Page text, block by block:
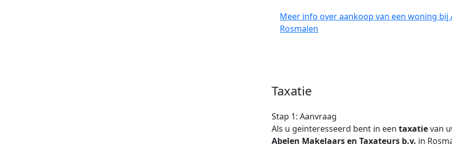
Meer info over aankoop van een woning bij
Rosmalen
Taxatie
Stap 1: Aanvraag
Als u geïnteresseerd bent in een taxatievan
Abelen Makelaars en Taxateurs b.v. in